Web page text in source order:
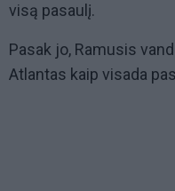
visą pasaulį.
Pasak jo, Ramusis
Atlantas kaip visada